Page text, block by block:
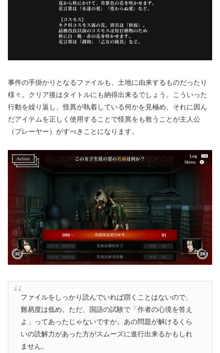
事件の手掛かりとなるファイルも、土地に由来するものだったり
様々。クリア後はタイトルにも納得出来るでしょう。こういった
行動を繰り返し、怪異が執着している何かを見極め、それに因ん
だアイテムを正しく使用することで怪異をも救うことが主人公
（プレーヤー）がすべきことになります。
ファイルをしっかり読んでいれば躓くことはないので、
難易度は低め。ただ、国語の試験で「作者の心境を答え
よ」ってあったじゃないですか。あの問題が解けるくら
いの読解力があった方がスムーズに進行出来るかもしれ
ません。